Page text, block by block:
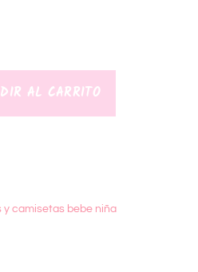
AL CARRITO
y camisetas bebe niña